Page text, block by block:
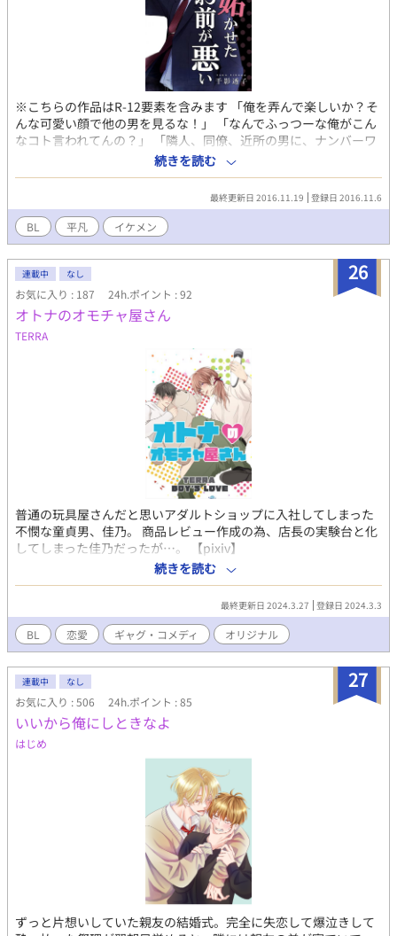
※こちらの作品はR-12要素を含みます 「俺を弄んで楽しいか？そ
んな可愛い顔で他の男を見るな！」 「なんでふっつーな俺がこん
なコト言われてんの？」 「隣人、同僚、近所の男に、ナンバーワ
ンホスト、不良まで手懐けやがって！ 挙句に俺の家族までがラ
イバルだ？ふざけんな、お前は俺のものだろうが！」 究極の逆ハ
ーがテーマです。※単に言い寄る男の人数が多いだけで！ 主人公
日向は歩けばイケメンに当たり、目が合えば口説かれるという、
平凡なのに何故か男にモテまくるという特異体質の持ち主で！ そ
んなこんなで攻めの登場キャラは、物語が進む事に永遠に増えて
いきます。
続きを読む
最終更新日 2016.11.19 登録日 2016.11.6
BL 平凡 イケメン
26
連載中 なし
お気に入り : 187 24h.ポイント : 92
オトナのオモチャ屋さん
TERRA
普通の玩具屋さんだと思いアダルトショップに入社してしまった
不憫な童貞男、佳乃。 商品レビュー作成の為、店長の実験台と化
してしまった佳乃だったが…。 【pixiv】
https://www.pixiv.net/users/41700031 【ポートフォリオ】
https://lit.link/terraillust
続きを読む
最終更新日 2024.3.27 登録日 2024.3.3
BL 恋愛 ギャグ・コメディ オリジナル
27
連載中 なし
お気に入り : 506 24h.ポイント : 85
いいから俺にしときなよ
はじめ
ずっと片想いしていた親友の結婚式。完全に失恋して爆泣きして